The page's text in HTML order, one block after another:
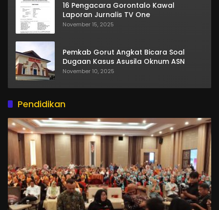
16 Pengacara Gorontalo Kawal
Laporan Jurnalis TV One
November 15, 2025
Pemkab Gorut Angkat Bicara Soal
Dugaan Kasus Asusila Oknum ASN
November 10, 2025
Pendidikan